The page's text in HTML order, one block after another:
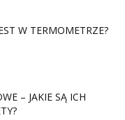
W TERMOMETRZE?
– JAKIE SĄ ICH